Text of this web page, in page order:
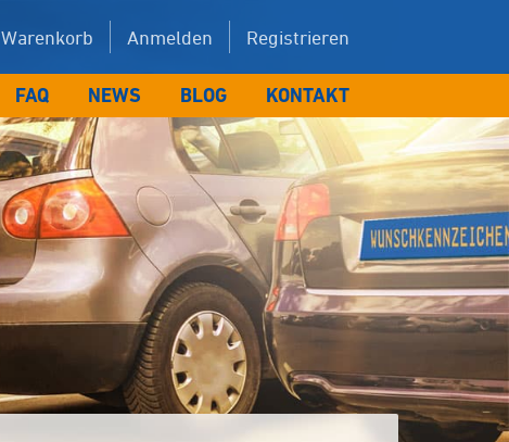
Warenkorb Anmelden Registrieren
FAQ NEWS BLOG KONTAKT